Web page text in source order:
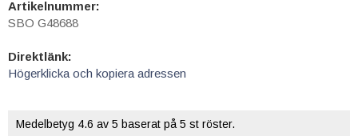
Artikelnummer:
SBO G48688
Direktlänk:
Högerklicka och kopiera adressen
Medelbetyg 4.6 av 5 baserat på 5 st röster.